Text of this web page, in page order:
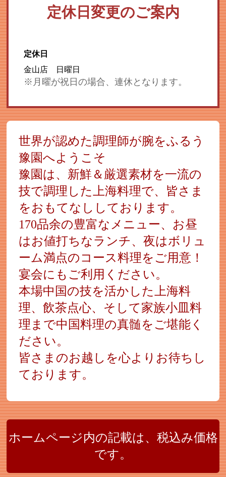
定休日変更のご案内
定休日
金山店 日曜日
※月曜が祝日の場合、連休となります。
世界が認めた調理師が腕をふるう
豫園へようこそ
豫園は、新鮮＆厳選素材を一流の
技で調理した上海料理で、皆さま
をおもてなししております。
170品余の豊富なメニュー、お昼
はお値打ちなランチ、夜はボリュ
ーム満点のコース料理をご用意！
宴会にもご利用ください。
本場中国の技を活かした上海料
理、飲茶点心、そして家族小皿料
理まで中国料理の真髄をご堪能く
ださい。
皆さまのお越しを心よりお待ちし
ております。
ホームページ内の記載は、税込み価格
です。